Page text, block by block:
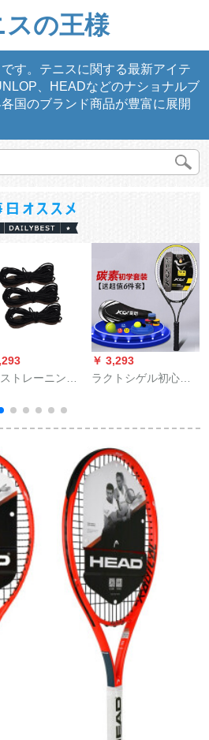
スの王様
す。テニスに関する最新アイテ
、HEADなどのナショナルブ
国のブランド商品が豊富に展開
トレーニンラ
者は、弾力性の
もテニストレ
をベースにし
ットネス用弾
3本太くしま
￥ 3,293
ラクトシゲル初心者
ーツ基礎モデル、炭
素黒黄色【トレニン
セット、6点セット】